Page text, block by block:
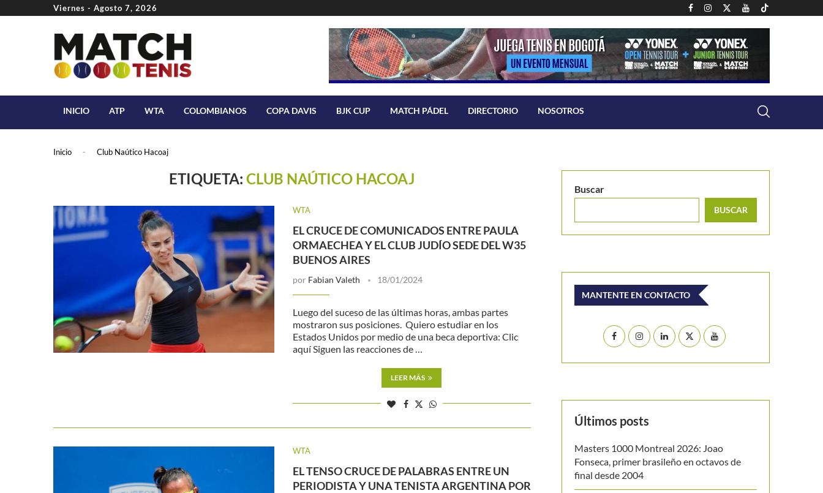
Viernes - Agosto 7, 2026
INICIO ATP WTA COLOMBIANOS COPA DAVIS BJK CUP MATCH PÁDEL DIRECTORIO NOSOTROS
Inicio - Club Naútico Hacoaj
ETIQUETA:CLUB NAÚTICO HACOAJ
WTA
EL CRUCE DE COMUNICADOS ENTRE PAULA
ORMAECHEA Y EL CLUB JUDÍO SEDE DEL W35
BUENOS AIRES
por Fabian Valeth 18/01/2024
Luego del suceso de las últimas horas, ambas partes
mostraron sus posiciones. Quiero estudiar en los
Estados Unidos por medio de una beca deportiva: Clic
aquí Siguen las reacciones de …
LEER MÁS
WTA
EL TENSO CRUCE DE PALABRAS ENTRE UN
PERIODISTA Y UNA TENISTA ARGENTINA POR
Buscar
BUSCAR
MANTENTE EN CONTACTO
Últimos posts
Masters 1000 Montreal 2026: Joao
Fonseca, primer brasileño en octavos de
final desde 2004